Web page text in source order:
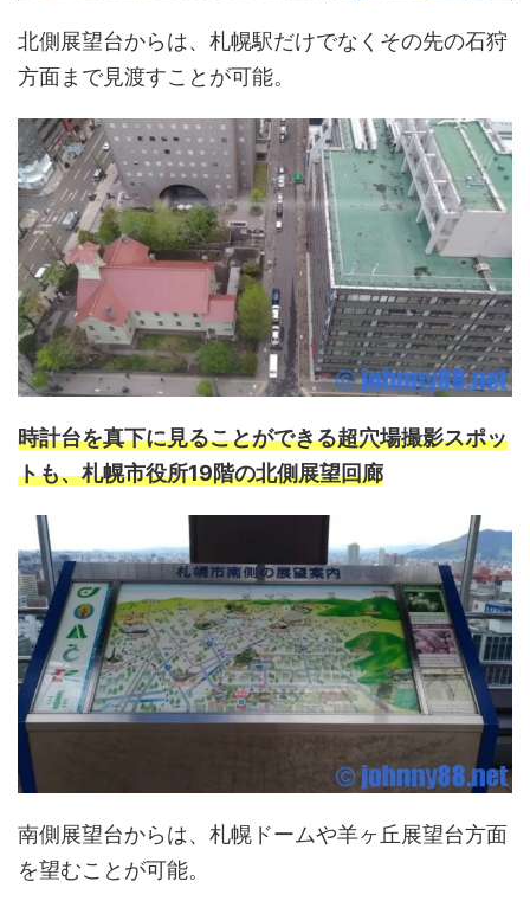
北側展望台からは、札幌駅だけでなくその先の石狩
方面まで見渡すことが可能。
時計台を真下に見ることができる超穴場撮影スポッ
トも、札幌市役所19階の北側展望回廊
南側展望台からは、札幌ドームや羊ヶ丘展望台方面
を望むことが可能。